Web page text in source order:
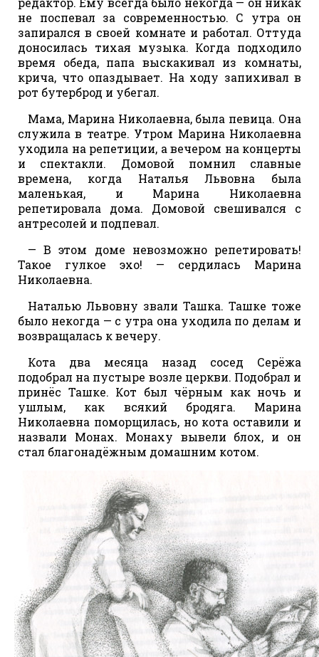
не поспевал за современностью. С утра он
запирался в своей комнате и работал. Оттуда
доносилась тихая музыка. Когда подходило
время обеда, папа выскакивал из комнаты,
крича, что опаздывает. На ходу запихивал в
рот бутерброд и убегал.
Мама, Марина Николаевна, была певица. Она
служила в театре. Утром Марина Николаевна
уходила на репетиции, а вечером на концерты
и спектакли. Домовой помнил славные
времена, когда Наталья Львовна была
маленькая, и Марина Николаевна
репетировала дома. Домовой свешивался с
антресолей и подпевал.
— В этом доме невозможно репетировать!
Такое гулкое эхо! — сердилась Марина
Николаевна.
Наталью Львовну звали Ташка. Ташке тоже
было некогда — с утра она уходила по делам и
возвращалась к вечеру.
Кота два месяца назад сосед Серёжа
подобрал на пустыре возле церкви. Подобрал и
принёс Ташке. Кот был чёрным как ночь и
ушлым, как всякий бродяга. Марина
Николаевна поморщилась, но кота оставили и
назвали Монах. Монаху вывели блох, и он
стал благонадёжным домашним котом.